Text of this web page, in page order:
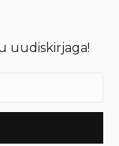
uudiskirjaga!